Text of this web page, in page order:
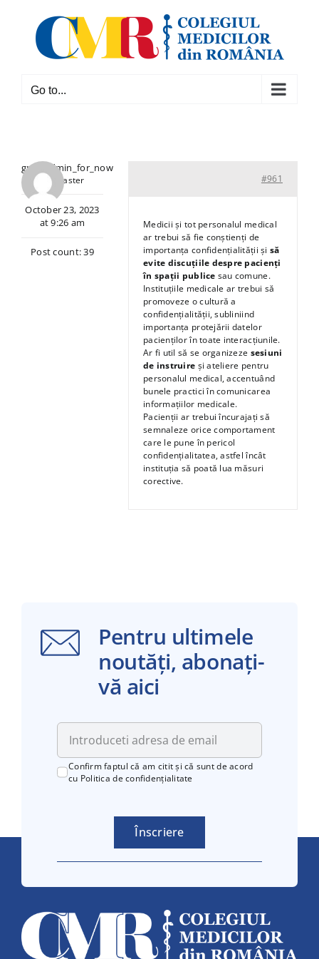
content
Go to...
grpr_admin_for_now
Keymaster
October 23, 2023
at 9:26 am
Post count: 39
#961
Medicii și tot personalul medical
ar trebui să fie conștienți de
importanța confidențialității și să
evite discuțiile despre pacienți
în spații publice sau comune.
Instituțiile medicale ar trebui să
promoveze o cultură a
confidențialității, subliniind
importanța protejării datelor
pacienților în toate interacțiunile.
Ar fi util să se organizeze sesiuni
de instruire și ateliere pentru
personalul medical, accentuând
bunele practici în comunicarea
informațiilor medicale.
Pacienții ar trebui încurajați să
semnaleze orice comportament
care le pune în pericol
confidențialitatea, astfel încât
instituția să poată lua măsuri
corective.
Pentru ultimele
noutăți, abonați-
vă aici
Confirm faptul că am citit și că sunt de acord
cu Politica de confidențialitate
Înscriere